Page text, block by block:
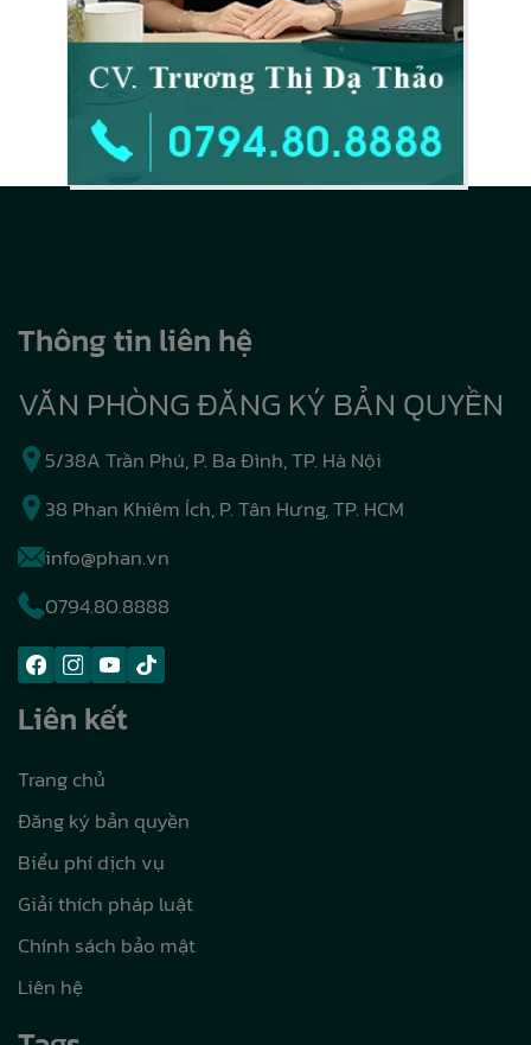
Thông tin liên hệ
VĂN PHÒNG ĐĂNG KÝ BẢN QUYỀN
5/38A Trần Phú, P. Ba Đình, TP. Hà Nội
38 Phan Khiêm Ích, P. Tân Hưng, TP. HCM
info@phan.vn
0794.80.8888
Liên kết
Trang chủ
Đăng ký bản quyền
Biểu phí dịch vụ
Giải thích pháp luật
Chính sách bảo mật
Liên hệ